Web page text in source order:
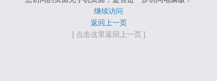
继续访问
返回上一页
[ 点击这里返回上一页 ]